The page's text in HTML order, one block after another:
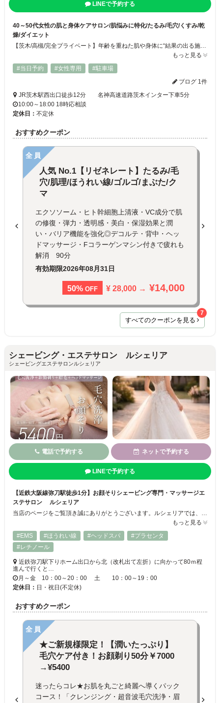
LINEで予約する
40～50代女性の肌と身体ケアサロン/肌悩みに特化/たるみ/毛穴/くすみ/乾
燥/ダイエット
【茨木/高槻/完全プライベート】年齢を重ねた肌や身体に“結果の出る施術”を♪40 ・50 代におすすめ高品質＆カジュアルさを兼ねそろえたサロン/厳選された本物志向のトリートメント/肌と身体の再生メニュー肌質改善2B ハーブピーリング/たるみ・毛穴リゼネレート/シミ・クスミホワイトスノーピール/やせるSIXPAD PRO
もっと見る
#当日予約
#女性専用
#駐車場
ブログ 1件
JR茨木駅西出口徒歩12分 名神高速道路茨木インター下車5分
10:00～18:00 18時応相談
定休日： 不定休
おすすめクーポン
全員
人気 No.1【リゼネレート】たるみ/毛
穴/肌理/ほうれい線/ゴルゴ/まぶた/ク
マ
エクソソーム・ヒト幹細胞上清液・VC成分で肌
の修復・弾力・透明感・美白・保湿効果と潤
い・バリア機能を強化◎デコルテ・背中・ヘッ
ドマッサージ・Fコラーゲンマシン付きで疲れも
解消 90分
有効期限2026年08月31日
50% OFF ¥ 28,000 → ¥14,000
すべてのクーポンを見る
7
シェービング・エステサロン ルシェリア
シェービングエステサロンルシェリア
電話で予約する ネットで予約する
LINEで予約する
【近鉄大阪線弥刀駅徒歩1分】お顔そりシェービング専門・マッサージエ
ステサロン ルシェリア
当店のページをご覧頂き誠にありがとうございます。ルシェリアでは、お顔剃り・エステをより多くの方に知って頂き、日々のケアにもご褒美にもご利用頂ける最大限の綺麗をお届けします。ブライダルシェービングやリフトアップ、リンパマッサージ等、たくさんのメニューをご用意しております。是非、ご体験下さい。ご来店を心よりお待ちしております。【お顔そり/ボディシェービング/マッサージ/眉毛産毛/美白ケア/毛穴吸引】
もっと見る
#EMS
#ほうれい線 #ヘッドスパ
#プラセンタ
#レチノール
近鉄弥刀駅下りホーム出口から北（改札出て左折）に向かって80ｍ程
進んで行くと…
月～金 10：00～20：00 土 10：00～19：00
定休日： 日・祝日(不定休)
おすすめクーポン
全員
★ご新規様限定！【潤いたっぷり】
毛穴ケア付き！お顔剃り50分￥7000
→¥5400
迷ったらコレ★お肌を丸ごと綺麗へ導くパック
コース！「クレンジング・超音波毛穴洗浄・眉